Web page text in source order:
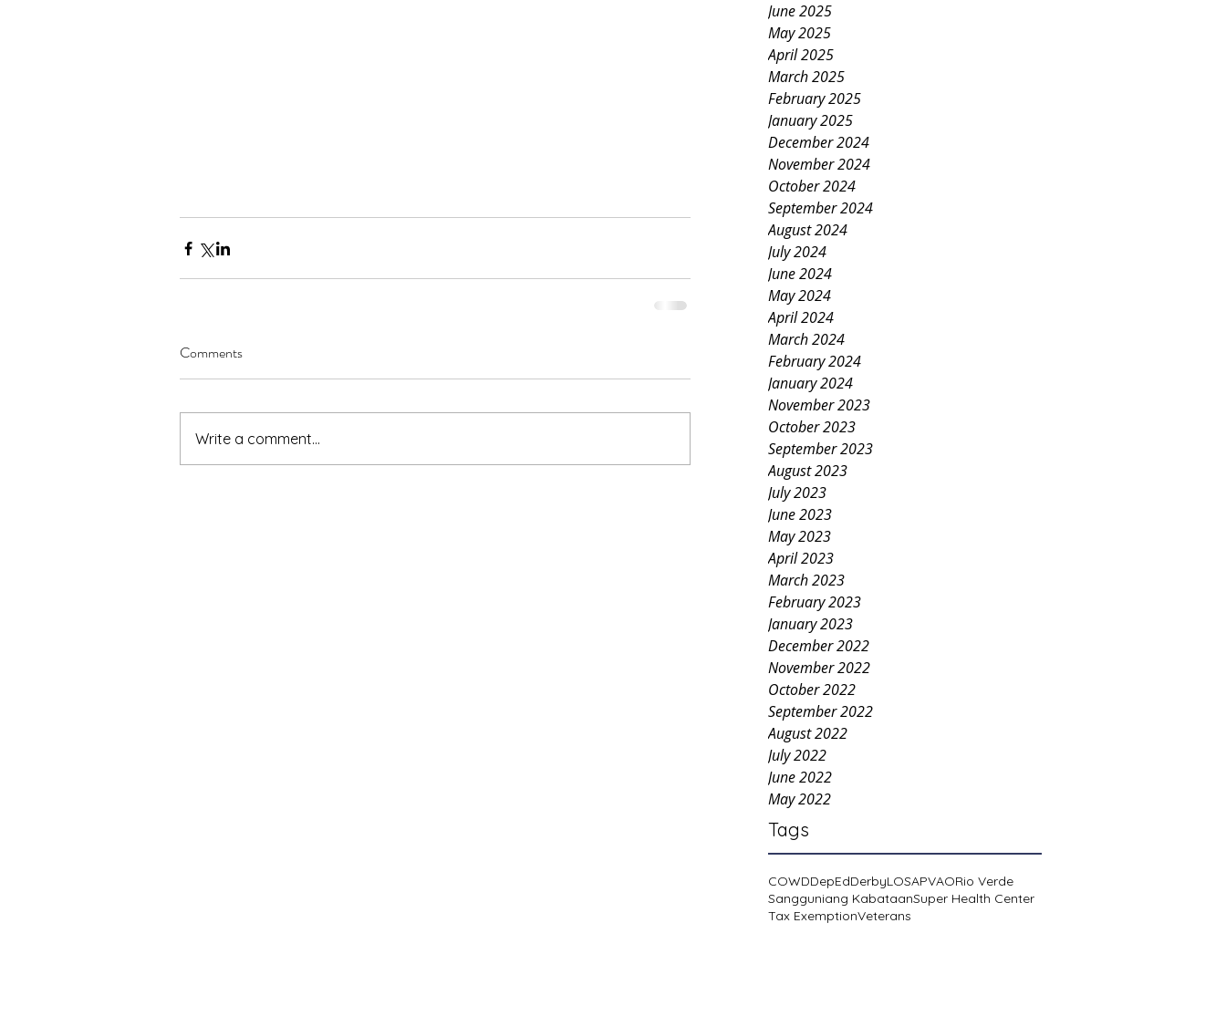
June 2025
May 2025
April 2025
March 2025
February 2025
January 2025
December 2024
November 2024
October 2024
September 2024
August 2024
July 2024
June 2024
May 2024
April 2024
March 2024
February 2024
January 2024
November 2023
October 2023
September 2023
August 2023
July 2023
June 2023
May 2023
April 2023
March 2023
February 2023
January 2023
December 2022
November 2022
October 2022
September 2022
August 2022
July 2022
June 2022
May 2022
Tags
COWDDepEdDerbyLOSAPVAORio Verde
Sangguniang KabataanSuper Health Center
Tax ExemptionVeterans
Comments
Write a comment...